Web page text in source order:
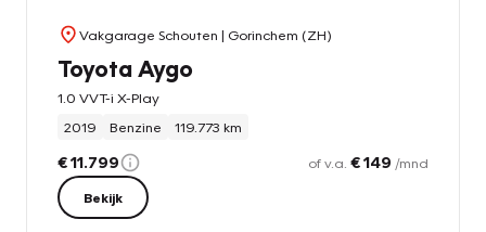
Vakgarage Schouten | Gorinchem (ZH)
Toyota Aygo
1.0 VVT-i X-Play
2019
Benzine 119.773 km
€ 11.799 of v.a. € 149 /mnd
Bekijk